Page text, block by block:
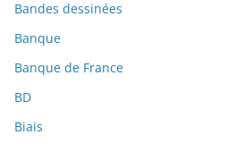
Bandes dessinées
Banque
Banque de France
BD
Biais